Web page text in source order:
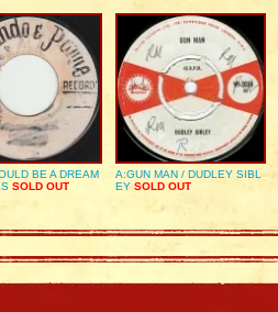
BE A DREAM
SOLD OUT
A:GUN MAN / DUDLEY SIBL
EY SOLD OUT